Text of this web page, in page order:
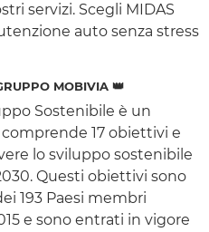
servizi. Scegli MIDAS
auto senza stress
MOBIVIA 👑
Sostenibile è un
17 obiettivi e
lo sviluppo sostenibile
Questi obiettivi sono
193 Paesi membri
e sono entrati in vigore